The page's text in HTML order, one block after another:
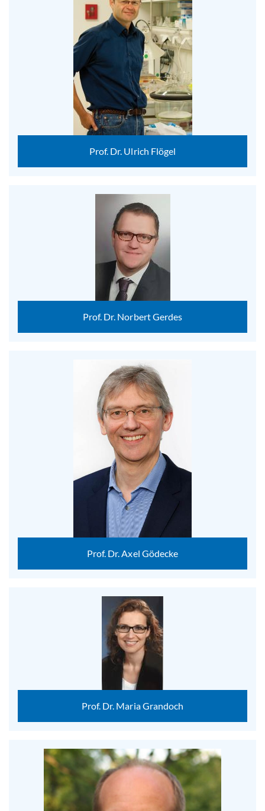
Prof. Dr. Ulrich Flögel
Prof. Dr. Norbert Gerdes
Prof. Dr. Axel Gödecke
Prof. Dr. Maria Grandoch